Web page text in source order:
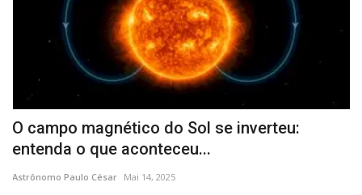
O campo magnético do Sol se inverteu:
entenda o que aconteceu...
Astrônomo Paulo César Mai 14, 2025